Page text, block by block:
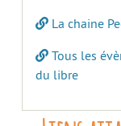
La chaine
Tous les
du libre